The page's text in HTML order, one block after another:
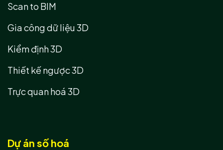
Scan to BIM
Gia công dữ liệu 3D
Kiểm định 3D
Thiết kế ngược 3D
Trực quan hoá 3D
Dự án số hoá